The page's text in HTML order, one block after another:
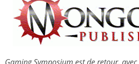
Gaming Symposium est de retour,